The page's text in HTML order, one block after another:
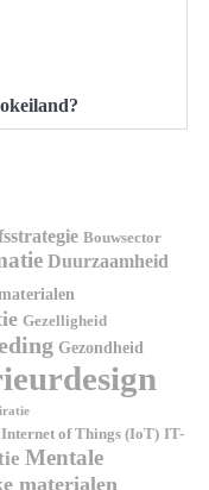
Bouwsector
Duurzaamheid
Gezelligheid
Gezondheid
Internet of Things (IoT) IT-
Mentale
materialen